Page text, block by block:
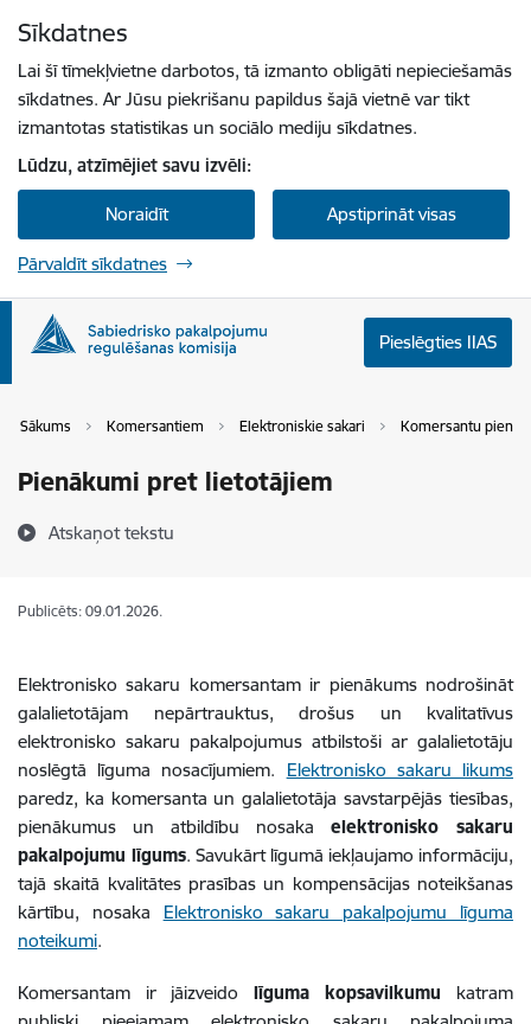
Sīkdatnes
Lai šī tīmekļvietne darbotos, tā izmanto obligāti nepieciešamās
sīkdatnes. Ar Jūsu piekrišanu papildus šajā vietnē var tikt
izmantotas statistikas un sociālo mediju sīkdatnes.
Lūdzu, atzīmējiet savu izvēli:
Noraidīt Apstiprināt visas
Pārvaldīt sīkdatnes
Pieslēgties IIAS
Sākums Komersantiem Elektroniskie sakari Komersantu
Pienākumi pret lietotājiem
Atskaņot tekstu
Publicēts: 09.01.2026.
Elektronisko sakaru komersantam ir pienākums nodrošināt
galalietotājam nepārtrauktus, drošus un kvalitatīvus
elektronisko sakaru pakalpojumus atbilstoši ar galalietotāju
noslēgtā līguma nosacījumiem. Elektronisko sakaru likums
paredz, ka komersanta un galalietotāja savstarpējās tiesības,
pienākumus un atbildību nosaka elektronisko sakaru
pakalpojumu līgums. Savukārt līgumā iekļaujamo informāciju,
tajā skaitā kvalitātes prasības un kompensācijas noteikšanas
kārtību, nosaka Elektronisko sakaru pakalpojumu līguma
noteikumi.
Komersantam ir jāizveido līguma kopsavilkumu katram